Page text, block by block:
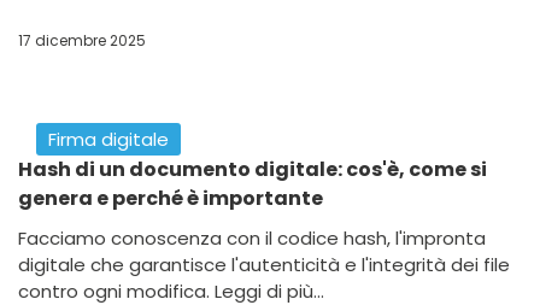
17 dicembre 2025
Firma digitale
Hash di un documento digitale: cos'è, come si
genera e perché è importante
Facciamo conoscenza con il codice hash, l'impronta
digitale che garantisce l'autenticità e l'integrità dei file
contro ogni modifica. Leggi di più...